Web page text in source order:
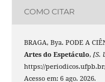
COMO CITAR
BRAGA, Bya. PODE A
Artes do Espetáculo, [S.
https://
Acesso em: 6 ago. 2026.